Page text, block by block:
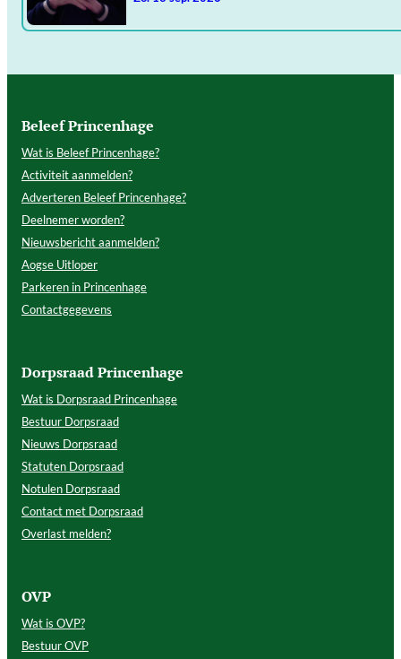
Beleef Princenhage
Wat is Beleef Princenhage?
Activiteit aanmelden?
Adverteren Beleef Princenhage?
Deelnemer worden?
Nieuwsbericht aanmelden?
Aogse Uitloper
Parkeren in Princenhage
Contactgegevens
Dorpsraad Princenhage
Wat is Dorpsraad Princenhage
Bestuur Dorpsraad
Nieuws Dorpsraad
Statuten Dorpsraad
Notulen Dorpsraad
Contact met Dorpsraad
Overlast melden?
OVP
Wat is OVP?
Bestuur OVP